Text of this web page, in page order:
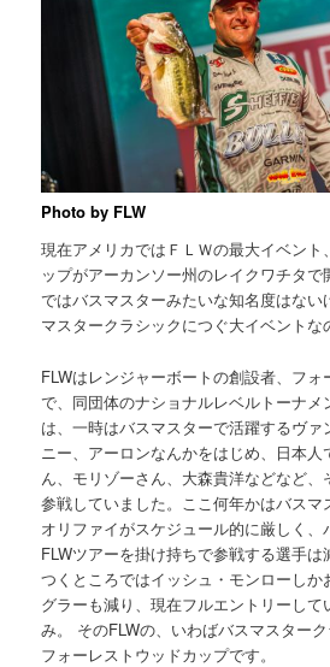
Photo by FLW
現在アメリカではＦＬＷの最大イベント
ップがアーカンソー州のレイクワチタ
ではバスマスターみたいな知名度はない
マスタークラシックにつぐ大イベントな
FLWはレンジャーボートの創設者、フォ
で、同団体のナショナルレベルトーナメ
は、一時はバスマスターで活躍するヴァ
ニー、アーロンなんかをはじめ、日本人
ん、モリゾーさん、大森貴洋などなど
参戦していました。ここ何年かはバスマ
オリファイがスケジュール的に厳しく、
FLWツアーを掛け持ちで参戦する選手
つくところではイッシュ・モンローしか
グラーも減り、現在フルエントリーし
み。 そのFLWの、いわばバスマスター
フォーレストウッドカップです。